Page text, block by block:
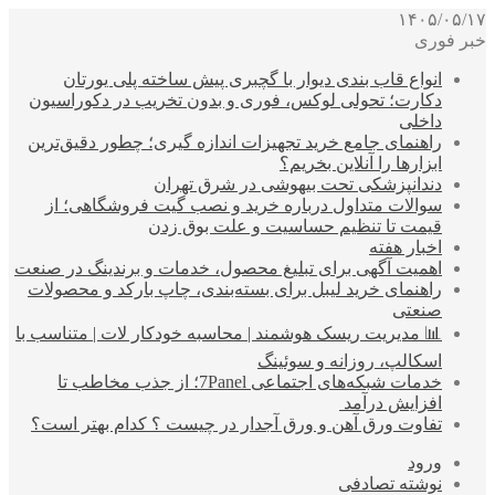
۱۴۰۵/۰۵/۱۷
خبر فوری
انواع قاب بندی دیوار با گچبری پیش ساخته پلی یورتان
دکارت؛ تحولی لوکس، فوری و بدون تخریب در دکوراسیون
داخلی
راهنمای جامع خرید تجهیزات اندازه گیری؛ چطور دقیق‌ترین
ابزارها را آنلاین بخریم؟
دندانپزشکی تحت بیهوشی در شرق تهران
سوالات متداول درباره خرید و نصب گیت فروشگاهی؛ از
قیمت تا تنظیم حساسیت و علت بوق زدن
اخبار هفته
اهمیت آگهی برای تبلیغ محصول، خدمات و برندینگ در صنعت
راهنمای خرید لیبل برای بسته‌بندی، چاپ بارکد و محصولات
صنعتی
📊 مدیریت ریسک هوشمند | محاسبه خودکار لات | متناسب با
اسکالپ، روزانه و سوئینگ
خدمات شبکه‌های اجتماعی 7Panel؛ از جذب مخاطب تا
افزایش درآمد
تفاوت ورق آهن و ورق آجدار در چیست ؟ کدام بهتر است؟
ورود
نوشته تصادفی